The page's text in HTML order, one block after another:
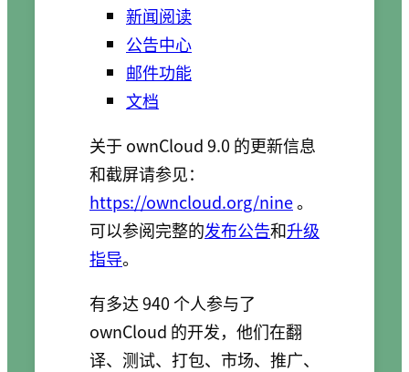
新闻阅读
公告中心
邮件功能
文档
关于 ownCloud 9.0 的更新信息
和截屏请参见：
https://owncloud.org/nine。
可以参阅完整的发布公告和升级
指导。
有多达 940 个人参与了
ownCloud 的开发，他们在翻
译、测试、打包、市场、推广、